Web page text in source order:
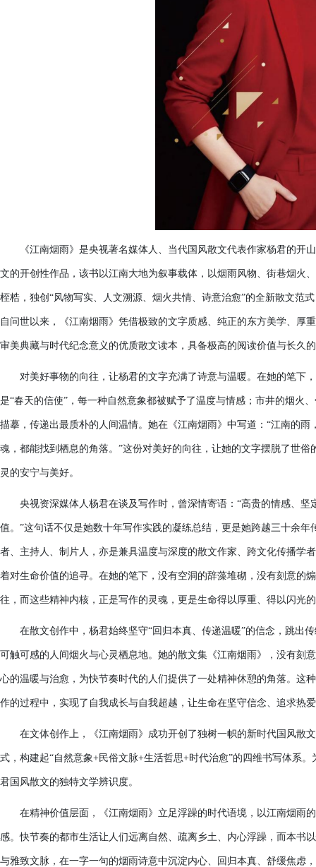
《江南烟雨》是央视著名媒体人、当代国风散文代表作家杨君的开
文的开创性作品，该书以江南大地为叙事载体，以烟雨风物、街巷烟火
桎梏，独创“风物写实、人文溯源、烟火共情、诗意治愈”的全新散文范
自问世以来，《江南烟雨》凭借极致的文字质感、纯正的东方美学、厚
审美典藏与时代纪念意义的优质散文读本，具备极高的阅读价值与长久
对美好事物的向往，让杨君的文字充满了诗意与温暖。在她的笔下
是“春天的信使”，每一种自然意象都被赋予了温度与情感；市井的烟火
描摹，传递出最质朴的人间温情。她在《江南烟雨》中写道：“江南的
魂，都能找到栖息的角落。”这份对美好的向往，让她的文字摆脱了世
灵的安宁与美好。
央视资深媒体人杨君在谈及写作时，曾深情寄语：“高贵的情感、
值。”这句话不仅是她数十年写作实践的凝练总结，更是她跨越三十余
者、主持人、制片人，亦是兼具温度与深度的散文作家、跨文化传播学
着对生命价值的追寻。在她的笔下，没有空洞的辞藻堆砌，没有刻意的
往，而这些精神内核，正是写作的灵魂，更是生命得以厚重、得以闪光
在散文创作中，杨君始终坚守“回归本真、传递温暖”的信念，跳出
可触可感的人间烟火与心灵栖息地。她的散文集《江南烟雨》，没有刻
心的温暖与治愈，为快节奏时代的人们提供了一处精神休憩的角落。这
作的过程中，实现了自我成长与自我超越，让生命在坚守信念、追求热
在文体创作上，《江南烟雨》成功开创了独树一帜的新时代国风散
式，构建起“自然意象+民俗文脉+生活哲思+时代治愈”的四维书写体系
君国风散文的独特文学辨识度。
在精神价值层面，《江南烟雨》立足浮躁的时代语境，以江南烟雨
感。快节奏的都市生活让人们远离自然、疏离乡土、内心浮躁，而本书
与雅致文脉，在一字一句的烟雨诗意中沉淀内心、回归本真、舒缓焦虑